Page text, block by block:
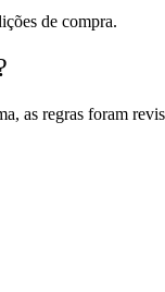
de compra.
as regras foram